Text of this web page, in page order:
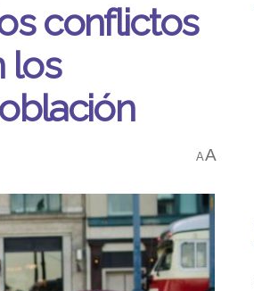
conflictos
los
AA